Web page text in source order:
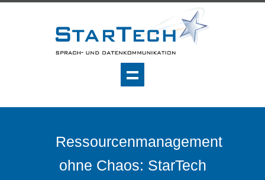
Ressourcenmanagement
ohne Chaos: StarTech